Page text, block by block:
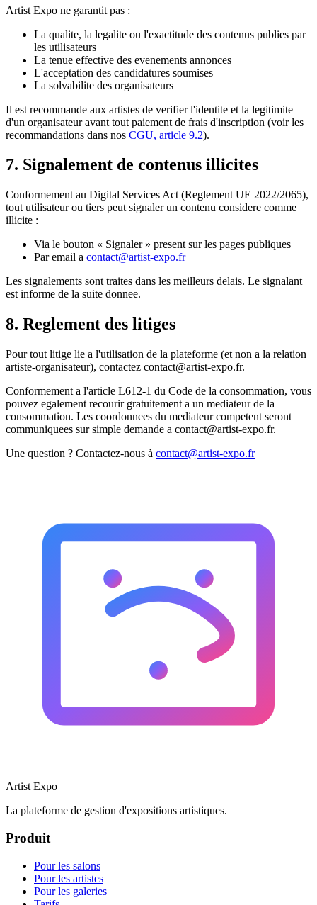
Artist Expo ne garantit pas :
La qualite, la legalite ou l'exactitude des contenus publies par
les utilisateurs
La tenue effective des evenements annonces
L'acceptation des candidatures soumises
La solvabilite des organisateurs
Il est recommande aux artistes de verifier l'identite et la legitimite
d'un organisateur avant tout paiement de frais d'inscription (voir les
recommandations dans nos CGU, article 9.2).
7. Signalement de contenus illicites
Conformement au Digital Services Act (Reglement UE 2022/2065),
tout utilisateur ou tiers peut signaler un contenu considere comme
illicite :
Via le bouton « Signaler » present sur les pages publiques
Par email a contact@artist-expo.fr
Les signalements sont traites dans les meilleurs delais. Le signalant
est informe de la suite donnee.
8. Reglement des litiges
Pour tout litige lie a l'utilisation de la plateforme (et non a la relation
artiste-organisateur), contactez contact@artist-expo.fr.
Conformement a l'article L612-1 du Code de la consommation, vous
pouvez egalement recourir gratuitement a un mediateur de la
consommation. Les coordonnees du mediateur competent seront
communiquees sur simple demande a contact@artist-expo.fr.
Une question ? Contactez-nous à contact@artist-expo.fr
Artist Expo
La plateforme de gestion d'expositions artistiques.
Produit
Pour les salons
Pour les artistes
Pour les galeries